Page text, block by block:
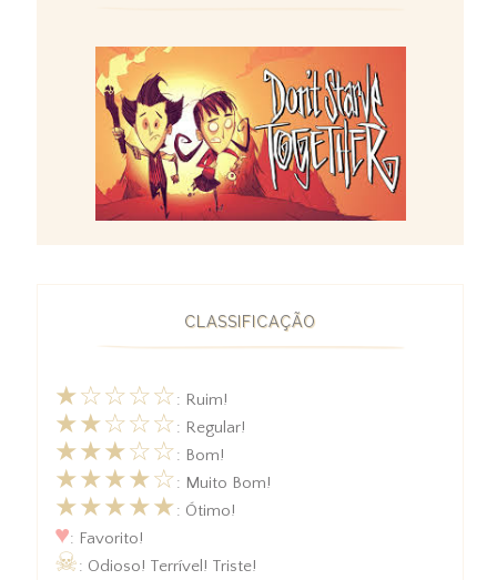
CLASSIFICAÇÃO
★☆☆☆☆: Ruim!
★★☆☆☆: Regular!
★★★☆☆: Bom!
★★★★☆: Muito Bom!
★★★★★: Ótimo!
♥: Favorito!
☠: Odioso! Terrível! Triste!